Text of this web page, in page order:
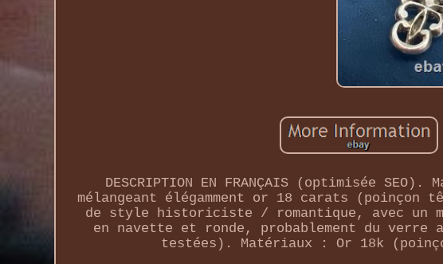
DESCRIPTION EN FRANÇAIS (optimisée
mélangeant élégamment or 18 carats
de style historiciste / romantique, avec un
en navette et ronde, probablement du verre
testées). Matériaux : Or 18k